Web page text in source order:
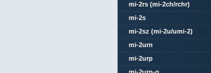
mi-2rs (mi-2ch/rchr)
mi-2s
mi-2sz (mi-2u/umi-2)
mi-2urn
mi-2urp